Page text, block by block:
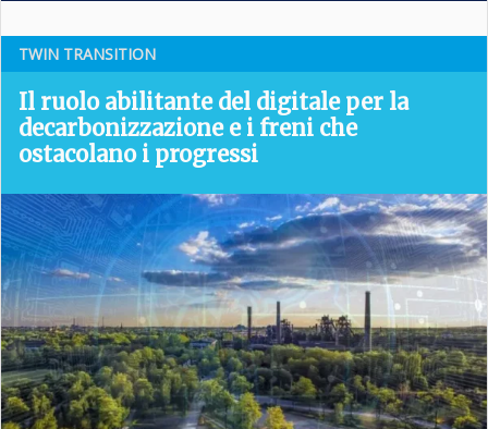
TWIN TRANSITION
Il ruolo abilitante del digitale per la
decarbonizzazione e i freni che
ostacolano i progressi